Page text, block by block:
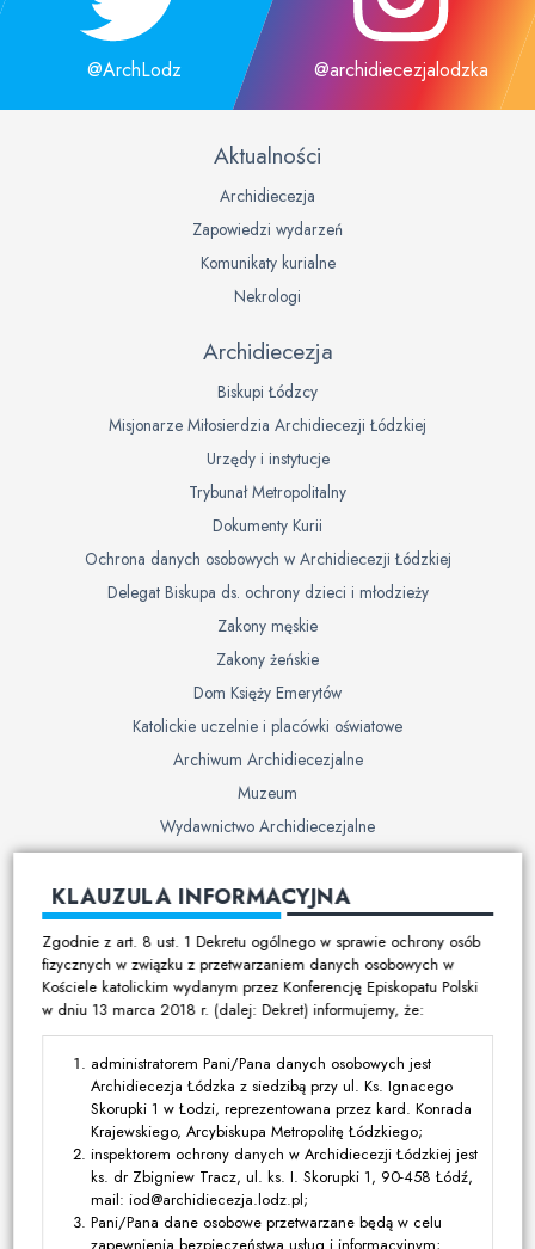
@ArchLodz @archidiecezjalodzka
Aktualności
Archidiecezja
Zapowiedzi wydarzeń
Komunikaty kurialne
Nekrologi
Archidiecezja
Biskupi Łódzcy
Misjonarze Miłosierdzia Archidiecezji Łódzkiej
Urzędy i instytucje
Trybunał Metropolitalny
Dokumenty Kurii
Ochrona danych osobowych w Archidiecezji Łódzkiej
Delegat Biskupa ds. ochrony dzieci i młodzieży
Zakony męskie
Zakony żeńskie
Dom Księży Emerytów
Katolickie uczelnie i placówki oświatowe
Archiwum Archidiecezjalne
Muzeum
Wydawnictwo Archidiecezjalne
Cmentarze
Duszpasterstwo
Program duszpasterski
Kalendarz pracy duszpasterskiej
Duszpasterstwo specjalistyczne
Ruchy i stowarzyszenia
Multimedia
Filmy
Zdjęcia
Media katolickie
KLAUZULA INFORMACYJNA
Zgodnie z art. 8 ust. 1 Dekretu ogólnego w sprawie ochrony osób
fizycznych w związku z przetwarzaniem danych osobowych w
Kościele katolickim wydanym przez Konferencję Episkopatu Polski
w dniu 13 marca 2018 r. (dalej: Dekret) informujemy, że:
administratorem Pani/Pana danych osobowych jest
Archidiecezja Łódzka z siedzibą przy ul. Ks. Ignacego
Skorupki 1 w Łodzi, reprezentowana przez kard. Konrada
Krajewskiego, Arcybiskupa Metropolitę Łódzkiego;
inspektorem ochrony danych w Archidiecezji Łódzkiej jest
ks. dr Zbigniew Tracz, ul. ks. I. Skorupki 1, 90-458 Łódź,
mail: iod@archidiecezja.lodz.pl;
Pani/Pana dane osobowe przetwarzane będą w celu